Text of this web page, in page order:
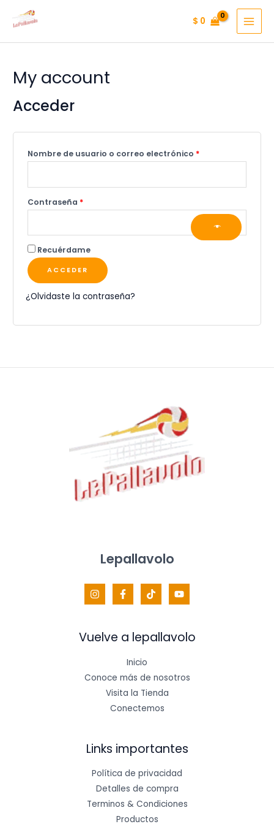
$ 0
My account
Acceder
Nombre de usuario o correo electrónico *Obligatorio
Contraseña *Obligatorio
Recuérdame
ACCEDER
¿Olvidaste la contraseña?
Lepallavolo
Vuelve a lepallavolo
Inicio
Conoce más de nosotros
Visita la Tienda
Conectemos
Links importantes
Política de privacidad
Detalles de compra
Terminos & Condiciones
Productos